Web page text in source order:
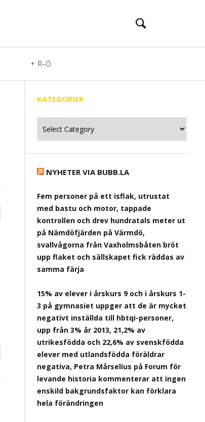
R–Ö
KATEGORIER
NYHETER VIA BUBB.LA
Fem personer på ett isflak, utrustat
med bastu och motor, tappade
kontrollen och drev hundratals meter ut
på Nämdöfjärden på Värmdö,
svallvågorna från Vaxholmsbåten bröt
upp flaket och sällskapet fick räddas av
samma färja
15% av elever i årskurs 9 och i årskurs 1-
3 på gymnasiet uppger att de är mycket
negativt inställda till hbtqi-personer,
upp från 3% år 2013, 21,2% av
utrikesfödda och 22,6% av svenskfödda
elever med utlandsfödda föräldrar
negativa, Petra Mårselius på Forum för
levande historia kommenterar att ingen
enskild bakgrundsfaktor kan förklara
hela förändringen